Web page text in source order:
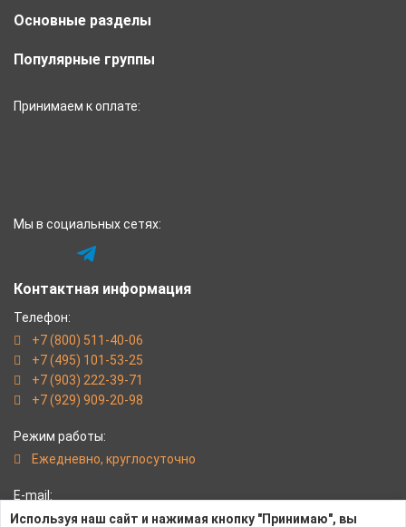
Основные разделы
Популярные группы
Принимаем к оплате:
Мы в социальных сетях:
Контактная информация
Телефон:
+7 (800) 511-40-06
+7 (495) 101-53-25
+7 (903) 222-39-71
+7 (929) 909-20-98
Режим работы:
Eжедневно, круглосуточно
E-mail:
svet@svet-mir.ru
Используя наш сайт и нажимая кнопку "Принимаю", вы